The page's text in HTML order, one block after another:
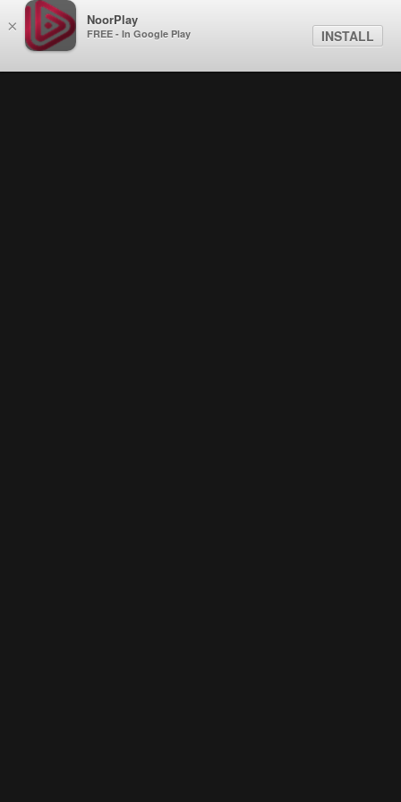
× NoorPlay
FREE - In Google Play INSTALL